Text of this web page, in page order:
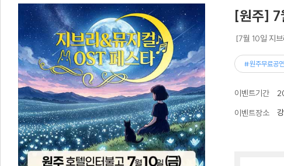
[원주] 7
[7월 10일 지
#원주무료공연
이벤트기간
이벤트장소